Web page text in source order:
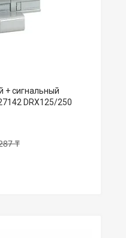
+ сигнальный
DRX125/250
₸